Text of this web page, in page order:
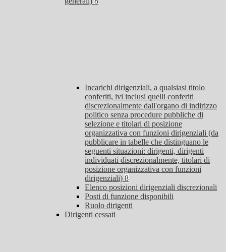
Incarichi dirigenziali, a qualsiasi titolo
conferiti, ivi inclusi quelli conferiti
discrezionalmente dall'organo di indirizzo
politico senza procedure pubbliche di
selezione e titolari di posizione
organizzativa con funzioni dirigenziali (da
pubblicare in tabelle che distinguano le
seguenti situazioni: dirigenti, dirigenti
individuati discrezionalmente, titolari di
posizione organizzativa con funzioni
dirigenziali) 8
Elenco posizioni dirigenziali discrezionali
Posti di funzione disponibili
Ruolo dirigenti
Dirigenti cessati